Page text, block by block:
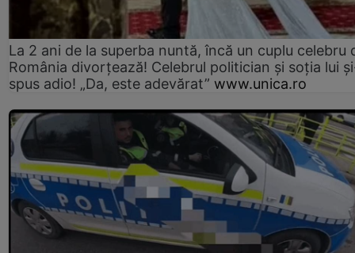
La 2 ani de la superba nuntă, încă un cuplu celebru
România divorțează! Celebrul politician și soția lui
spus adio! „Da, este adevărat” www.unica.ro